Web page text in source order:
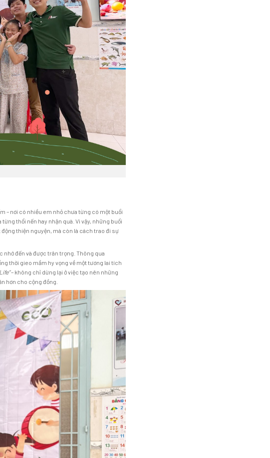
– nơi có nhiều em nhỏ chưa từng có một buổi
thổi nến hay nhận quà. Vì vậy, những buổi
thiện nguyện, mà còn là cách trao đi sự
nhớ đến và được trân trọng. Thông qua
thời gieo mầm hy vọng về một tương lai tích
– không chỉ dừng lại ở việc tạo nên những
hơn cho cộng đồng.